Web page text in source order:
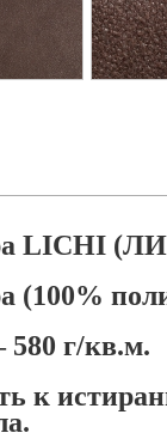
LICHI
580 г/кв.м.
к